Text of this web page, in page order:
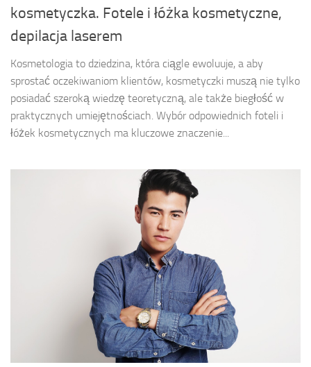
kosmetyczka. Fotele i łóżka kosmetyczne,
depilacja laserem
Kosmetologia to dziedzina, która ciągle ewoluuje, a aby
sprostać oczekiwaniom klientów, kosmetyczki muszą nie tylko
posiadać szeroką wiedzę teoretyczną, ale także biegłość w
praktycznych umiejętnościach. Wybór odpowiednich foteli i
łóżek kosmetycznych ma kluczowe znaczenie...